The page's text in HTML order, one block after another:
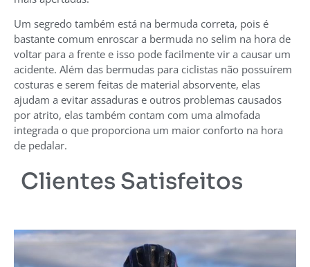
Um segredo também está na bermuda correta, pois é
bastante comum enroscar a bermuda no selim na hora de
voltar para a frente e isso pode facilmente vir a causar um
acidente. Além das bermudas para ciclistas não possuírem
costuras e serem feitas de material absorvente, elas
ajudam a evitar assaduras e outros problemas causados
por atrito, elas também contam com uma almofada
integrada o que proporciona um maior conforto na hora
de pedalar.
Clientes Satisfeitos